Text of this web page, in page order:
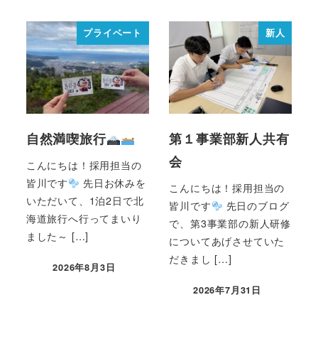
プライベート
自然満喫旅行
こんにちは！採用担当の
皆川です
先日お休みを
いただいて、1泊2日で北
海道旅行へ行ってまいり
ました～ […]
2026年8月3日
新人
第１事業部新人共有
会
こんにちは！採用担当の
皆川です
先日のブログ
で、第3事業部の新人研修
についてあげさせていた
だきまし […]
2026年7月31日